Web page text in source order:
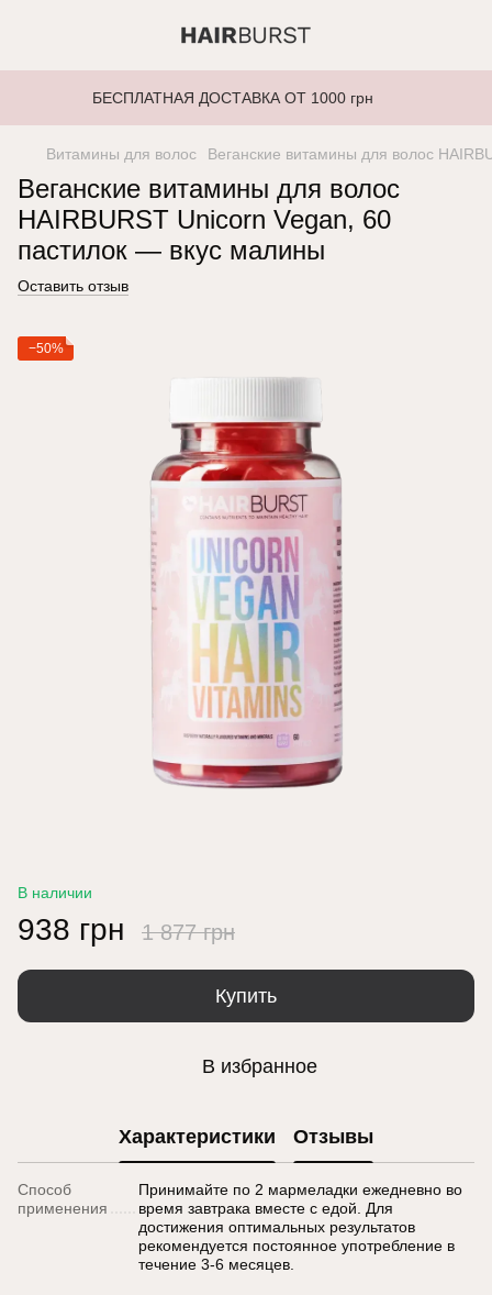
БЕСПЛАТНАЯ ДОСТАВКА ОТ 1000 грн
Витамины для волос Веганские витамины для волос
Веганские витамины для волос
HAIRBURST Unicorn Vegan, 60
пастилок — вкус малины
Оставить отзыв
−50%
В наличии
938 грн 1 877 грн
Купить
В избранное
Характеристики Отзывы
Способ
применения
Принимайте по 2 мармеладки ежедневно во
время завтрака вместе с едой. Для
достижения оптимальных результатов
рекомендуется постоянное употребление в
течение 3-6 месяцев.